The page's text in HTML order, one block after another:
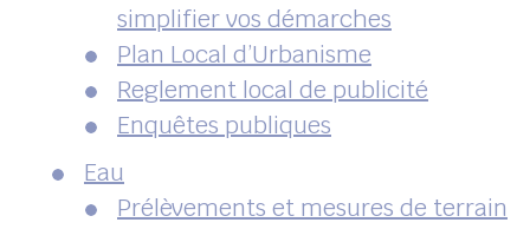
simplifier vos démarches
Plan Local d’Urbanisme
Reglement local de publicité
Enquêtes publiques
Eau
Prélèvements et mesures de terrain